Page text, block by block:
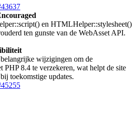
en HTMLHelper::stylesheet()
ten gunste van de WebAsset API.
wijzigingen om de
PHP 8.4 te verzekeren, wat helpt de site
toekomstige updates.